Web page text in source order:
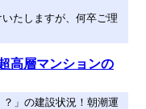
たしますが、何卒ご理
高層マンションの
」の建設状況！朝潮運